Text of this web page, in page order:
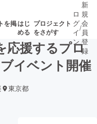
を掲はじ
める
プロジェクト
をさがす
集終了が近いプ
ジェクト
ロ
グ
イ
ン
/
新
規
会
員
登
録
応援するプロ
イベント開催
東京都